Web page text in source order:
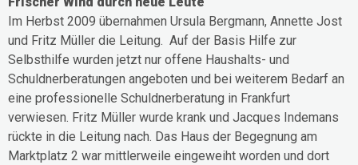
Im Herbst 2009 übernahmen Ursula Bergmann, Annette Jost
und Fritz Müller die Leitung. Auf der Basis Hilfe zur
Selbsthilfe wurden jetzt nur offene Haushalts- und
Schuldnerberatungen angeboten und bei weiterem Bedarf an
eine professionelle Schuldnerberatung in Frankfurt
verwiesen. Fritz Müller wurde krank und Jacques Indemans
rückte in die Leitung nach. Das Haus der Begegnung am
Marktplatz 2 war mittlerweile eingeweiht worden und dort